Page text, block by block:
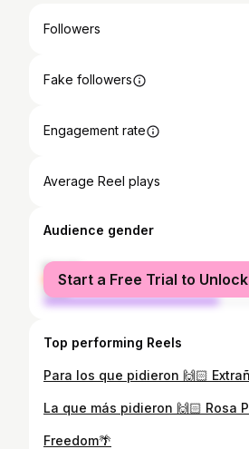
Followers
Fake followers
Engagement rate
Average Reel plays
Audience gender
female
male
Start a Free Trial to Unlock
Top performing Reels
Freedom🌴